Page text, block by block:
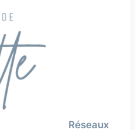
Réseaux